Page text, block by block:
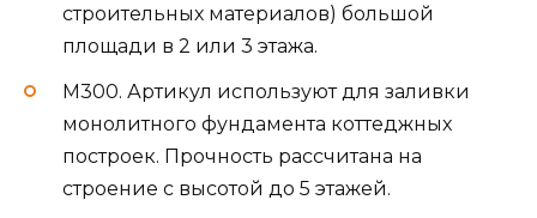
строительных материалов) большой
площади в 2 или 3 этажа.
М300. Артикул используют для заливки
монолитного фундамента коттеджных
построек. Прочность рассчитана на
строение с высотой до 5 этажей.